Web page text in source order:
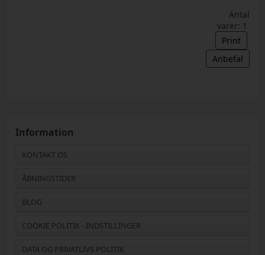
Antal
varer: 1
Print
Anbefal
Information
KONTAKT OS
ÅBNINGSTIDER
BLOG
COOKIE POLITIK - INDSTILLINGER
DATA OG PRIVATLIVS POLITIK